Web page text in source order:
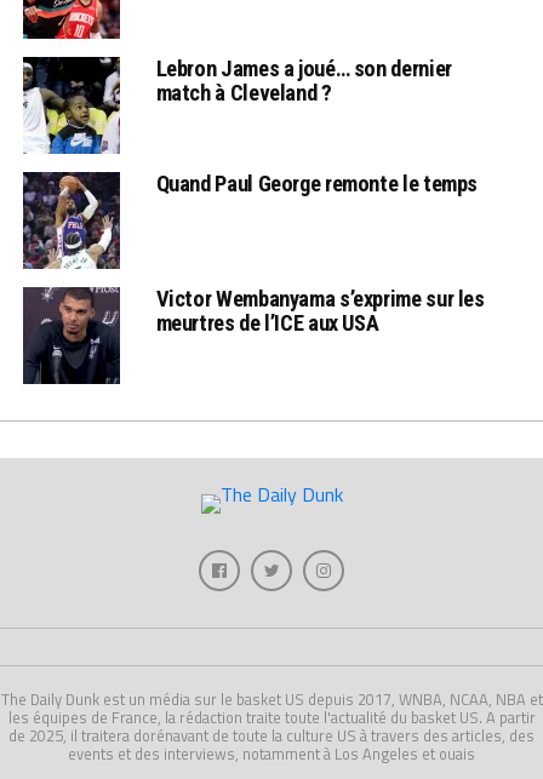
Lebron James a joué… son dernier
match à Cleveland ?
Quand Paul George remonte le temps
Victor Wembanyama s’exprime sur les
meurtres de l’ICE aux USA
The Daily Dunk est un média sur le basket US depuis 2017, WNBA, NCAA, NBA et
les équipes de France, la rédaction traite toute l'actualité du basket US. A partir
de 2025, il traitera dorénavant de toute la culture US à travers des articles, des
events et des interviews, notamment à Los Angeles et ouais